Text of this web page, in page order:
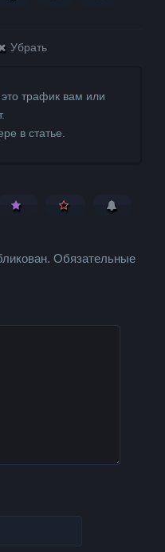
Убрать
трафик вам или
в статье.
Обязательные